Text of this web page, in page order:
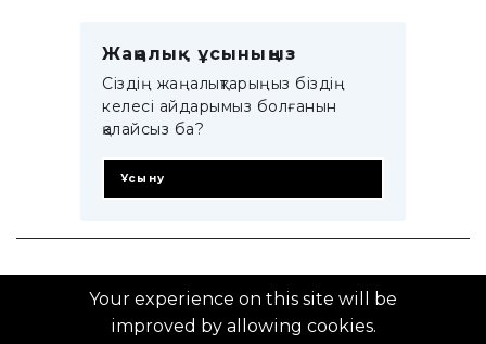
Жаңалық ұсыныңыз
Сіздің жаңалықтарыңыз біздің
келесі айдарымыз болғанын
қалайсыз ба?
Ұсыну
© 2014–2025 ZTB.KZ
Your experience on this site will be
improved by allowing cookies.